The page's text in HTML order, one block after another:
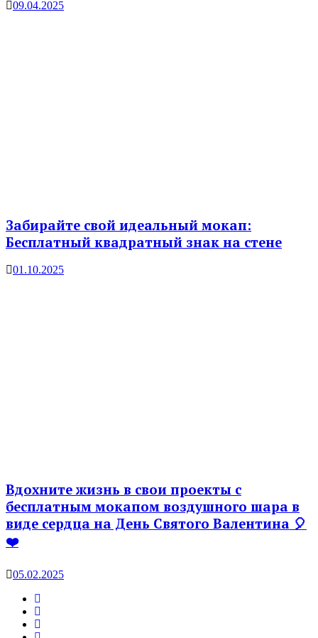
09.04.2025
Забирайте свой идеальный мокап:
Бесплатный квадратный знак на стене
01.10.2025
Вдохните жизнь в свои проекты с
бесплатным мокапом воздушного шара в
виде сердца на День Святого Валентина 🎈
❤️
05.02.2025